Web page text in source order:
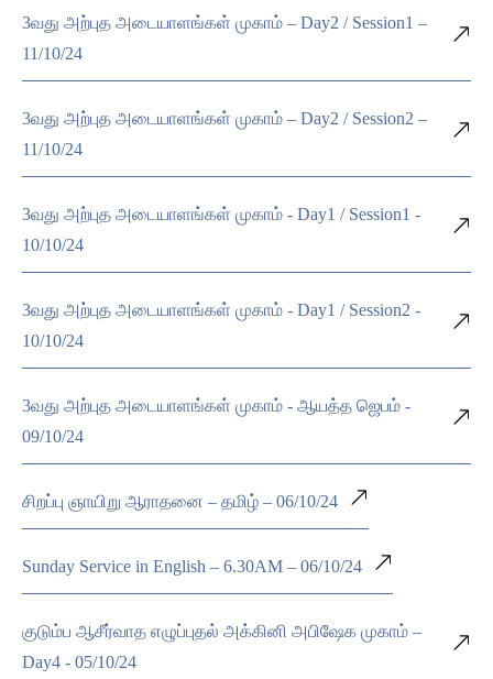
3வது அற்புத அடையாளங்கள் முகாம் – Day2 / Session1 –
11/10/24
3வது அற்புத அடையாளங்கள் முகாம் – Day2 / Session2 –
11/10/24
3வது அற்புத அடையாளங்கள் முகாம் - Day1 / Session1 -
10/10/24
3வது அற்புத அடையாளங்கள் முகாம் - Day1 / Session2 -
10/10/24
3வது அற்புத அடையாளங்கள் முகாம் - ஆயத்த ஜெபம் -
09/10/24
சிறப்பு ஞாயிறு ஆராதனை – தமிழ் – 06/10/24
Sunday Service in English – 6.30AM – 06/10/24
குடும்ப ஆசீர்வாத எழுப்புதல் அக்கினி அபிஷேக முகாம் –
Day4 - 05/10/24